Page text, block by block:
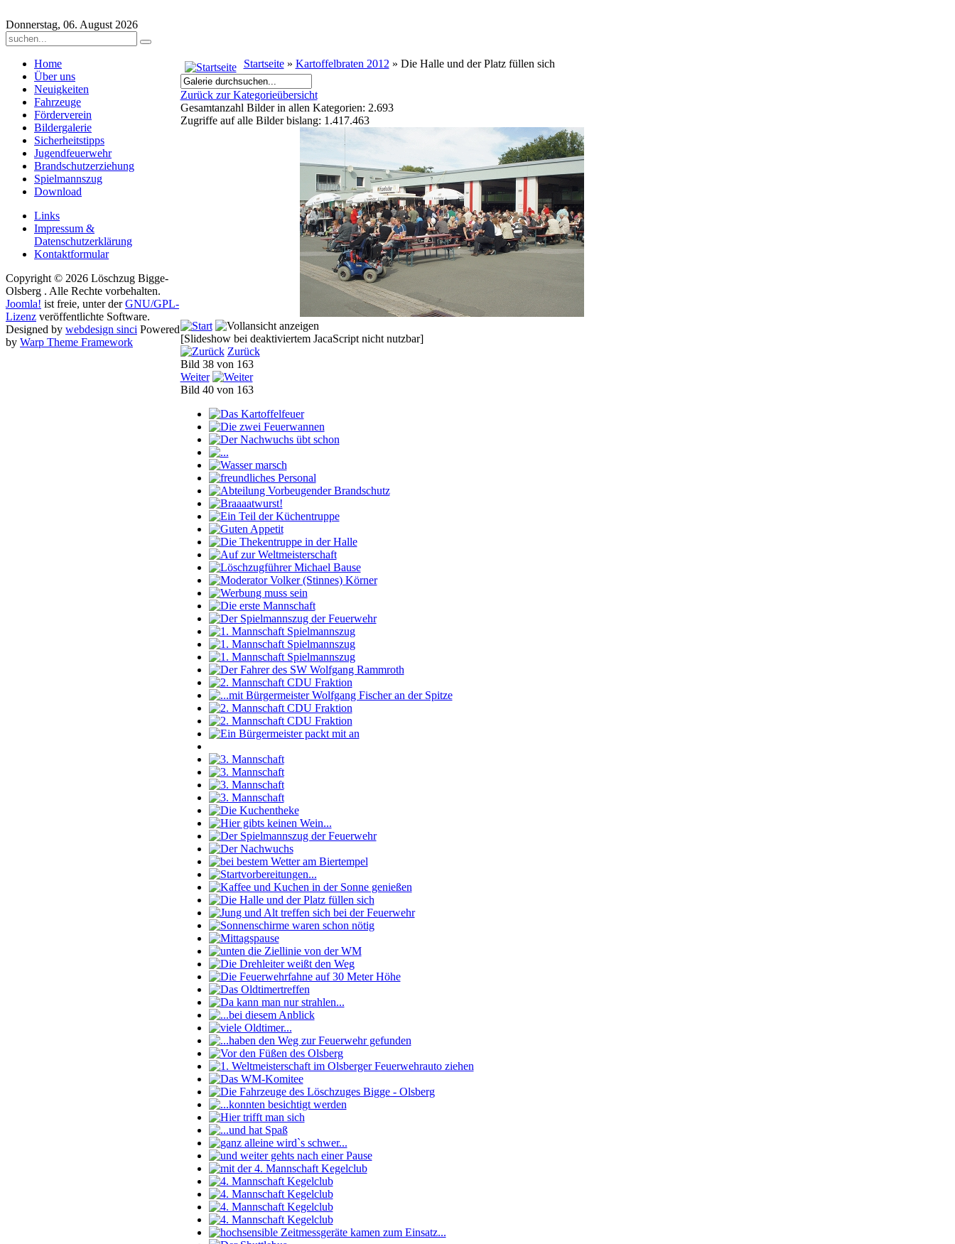
Donnerstag, 06. August 2026
Startseite» Kartoffelbraten 2012 » Die Halle und der Platz füllen sich
Zurück zur Kategorieübersicht
Gesamtanzahl Bilder in allen Kategorien: 2.693
Zugriffe auf alle Bilder bislang: 1.417.463
[Slideshow bei deaktiviertem JacaScript nicht nutzbar]
Zurück
Bild 38 von 163
Weiter
Bild 40 von 163
Home
Über uns
Neuigkeiten
Fahrzeuge
Förderverein
Bildergalerie
Sicherheitstipps
Jugendfeuerwehr
Brandschutzerziehung
Spielmannszug
Download
Links
Impressum &
Datenschutzerklärung
Kontaktformular
Copyright © 2026 Löschzug Bigge-
Olsberg . Alle Rechte vorbehalten.
Joomla! ist freie, unter derGNU/GPL-
Lizenz veröffentlichte Software.
Designed by webdesign sinci Powered
by Warp Theme Framework